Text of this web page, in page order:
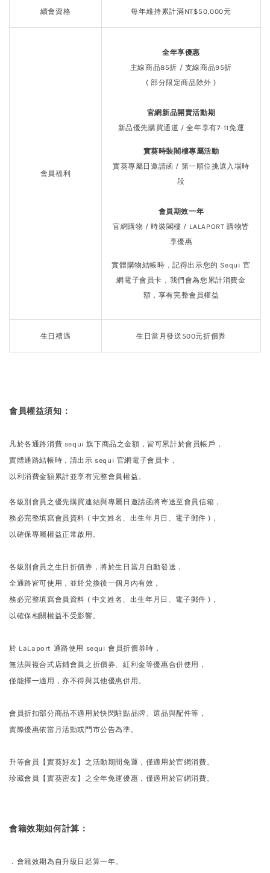
續會資格 每年維持累計滿NT$50,000元
會員福利
全年享優惠
主線商品85折 / 支線商品95折
( 部分限定商品除外 )
官網新品開賣活動期
新品優先購買通道 / 全年享有7-11免運
實葵時裝閣樓專屬活動
實葵專屬日邀請函 / 第一順位挑選入場時
段
會員期效一年
官網購物 / 時裝閣樓 / LALAPORT 購物皆
享優惠
實體購物結帳時，記得出示您的 Sequi 官
網電子會員卡，我們會為您累計消費金
額，享有完整會員權益
生日禮遇 生日當月發送500元折價券
會員權益須知 ：
凡於各通路消費 sequi旗下商品之金額，皆可累計於會員帳戶 ，
實體通路結帳時，請出示 sequi 官網電子會員卡，
以利消費金額累計並享有完整會員權益。
各級別會員之優先購買連結與專屬日邀請函將寄送至會員信箱 ，
務必完整填寫會員資料 ( 中文姓名、出生年月日、電子郵件 ) ，
以確保專屬權益正常啟用。
各級別會員之生日折價券，將於生日當月自動發送，
全通路皆可使用，並於兌換後一個月內有效 ，
務必完整填寫會員資料 ( 中文姓名、出生年月日、電子郵件 )，
以確保相關權益不受影響。
於 LaLaport 通路使用 sequi會員折價券時，
無法與複合式店鋪會員之折價券、紅利金等優惠合併使用，
僅能擇一適用，亦不得與其他優惠併用。
會員折扣部分商品不適用於快閃駐點品牌、選品與配件等，
實際優惠依當月活動或門市公告為準。
升等會員【實葵好友】之活動期間免運，僅適用於官網消費。
珍藏會員【實葵密友】之全年免運優惠，僅適用於官網消費。
會籍效期如何計算 ：
．會籍效期為自升級日起算一年。